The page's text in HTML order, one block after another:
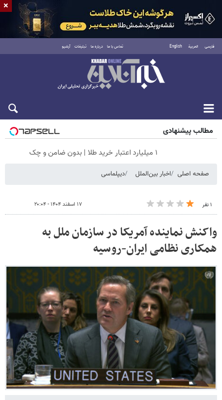
فارسی العربية English تماس با ما درباره ما تبلیغات آرشیو
جمعه ۱۶ مرداد ۱۴۰۵
مطالب پیشنهادی
۱ میلیارد اعتبار خرید طلا | بدون ضامن و چک
صفحه اصلی اخبار بین‌الملل دیپلماسی
۱ نفر ۱۷ اسفند ۱۴۰۴ - ۲۰:۰۴
واکنش نماینده آمریکا در سازمان ملل به
همکاری نظامی ایران-روسیه
×